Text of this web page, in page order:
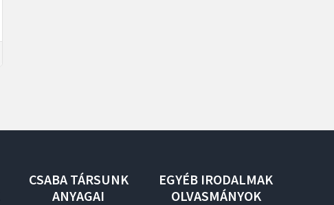
CSABA TÁRSUNK
ANYAGAI
EGYÉB IRODALMAK
OLVASMÁNYOK